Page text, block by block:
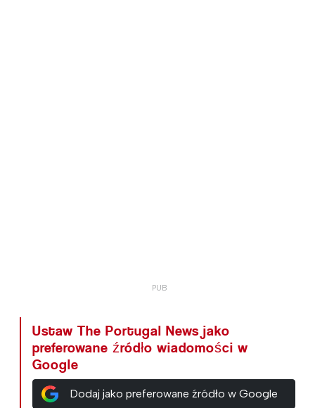
Ustaw The Portugal News jako
preferowane źródło wiadomości w
Google
Dodaj jako preferowane źródło w Google